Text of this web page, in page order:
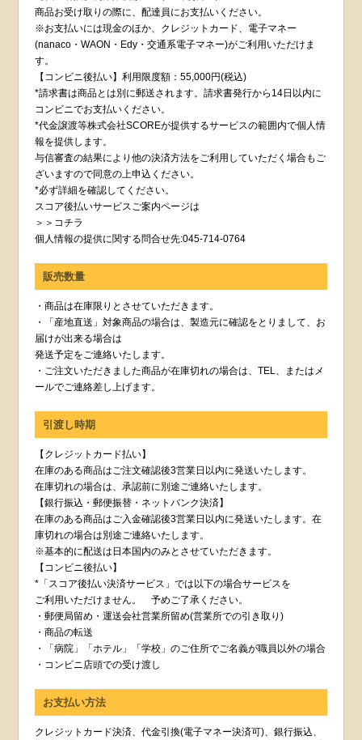
商品お受け取りの際に、配達員にお支払いください。
※お支払いには現金のほか、クレジットカード、電子マネー
(nanaco・WAON・Edy・交通系電子マネー)がご利用いただけま
す。
【コンビニ後払い】利用限度額：55,000円(税込)
*請求書は商品とは別に郵送されます。請求書発行から14日以内に
コンビニでお支払いください。
*代金譲渡等株式会社SCOREが提供するサービスの範囲内で個人情
報を提供します。
与信審査の結果により他の決済方法をご利用していただく場合もご
ざいますので同意の上申込ください。
*必ず詳細を確認してください。
スコア後払いサービスご案内ページは
＞＞コチラ
個人情報の提供に関する問合せ先:045-714-0764
販売数量
・商品は在庫限りとさせていただきます。
・「産地直送」対象商品の場合は、製造元に確認をとりまして、お
届けが出来る場合は
発送予定をご連絡いたします。
・ご注文いただきました商品が在庫切れの場合は、TEL、またはメ
ールでご連絡差し上げます。
引渡し時期
【クレジットカード払い】
在庫のある商品はご注文確認後3営業日以内に発送いたします。
在庫切れの場合は、承認前に別途ご連絡いたします。
【銀行振込・郵便振替・ネットバンク決済】
在庫のある商品はご入金確認後3営業日以内に発送いたします。在
庫切れの場合は別途ご連絡いたします。
※基本的に配送は日本国内のみとさせていただきます。
【コンビニ後払い】
*「スコア後払い決済サービス」では以下の場合サービスを
ご利用いただけません。 予めご了承ください。
・郵便局留め・運送会社営業所留め(営業所での引き取り)
・商品の転送
・「病院」「ホテル」「学校」のご住所でご名義が職員以外の場合
・コンビニ店頭での受け渡し
お支払い方法
クレジットカード決済、代金引換(電子マネー決済可)、銀行振込、